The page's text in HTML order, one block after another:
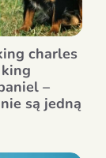
charles
–
są jedną